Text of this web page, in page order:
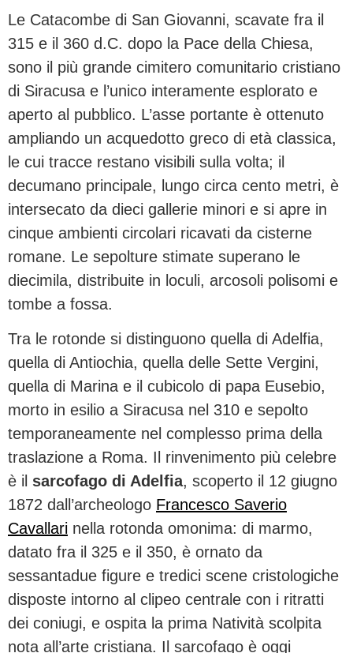
Le Catacombe di San Giovanni, scavate fra il
315 e il 360 d.C. dopo la Pace della Chiesa,
sono il più grande cimitero comunitario cristiano
di Siracusa e l’unico interamente esplorato e
aperto al pubblico. L’asse portante è ottenuto
ampliando un acquedotto greco di età classica,
le cui tracce restano visibili sulla volta; il
decumano principale, lungo circa cento metri, è
intersecato da dieci gallerie minori e si apre in
cinque ambienti circolari ricavati da cisterne
romane. Le sepolture stimate superano le
diecimila, distribuite in loculi, arcosoli polisomi e
tombe a fossa.
Tra le rotonde si distinguono quella di Adelfia,
quella di Antiochia, quella delle Sette Vergini,
quella di Marina e il cubicolo di papa Eusebio,
morto in esilio a Siracusa nel 310 e sepolto
temporaneamente nel complesso prima della
traslazione a Roma. Il rinvenimento più celebre
è il sarcofago di Adelfia, scoperto il 12 giugno
1872 dall’archeologo Francesco Saverio
Cavallari nella rotonda omonima: di marmo,
datato fra il 325 e il 350, è ornato da
sessantadue figure e tredici scene cristologiche
disposte intorno al clipeo centrale con i ritratti
dei coniugi, e ospita la prima Natività scolpita
nota all’arte cristiana. Il sarcofago è oggi